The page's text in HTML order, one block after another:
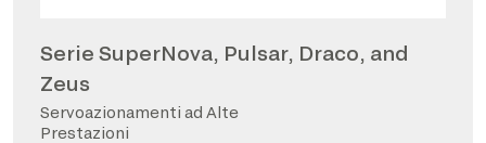
Serie SuperNova, Pulsar, Draco, and
Zeus
Servoazionamenti ad Alte
Prestazioni